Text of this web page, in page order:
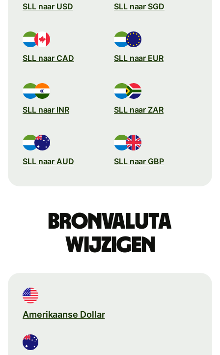
SLL naar USD SLL naar SGD
SLL naar CAD SLL naar EUR
SLL naar INR SLL naar ZAR
SLL naar AUD SLL naar GBP
Bronvaluta
wijzigen
Amerikaanse Dollar